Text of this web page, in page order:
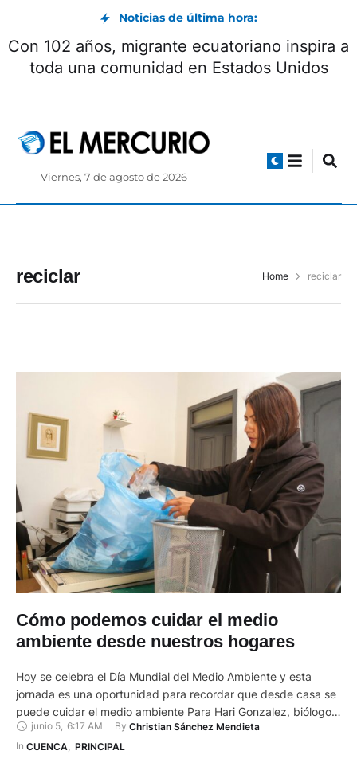
Noticias de última hora:
Con 102 años, migrante ecuatoriano inspira a
toda una comunidad en Estados Unidos
Viernes, 7 de agosto de 2026
reciclar Home reciclar
Cómo podemos cuidar el medio
ambiente desde nuestros hogares
Hoy se celebra el Día Mundial del Medio Ambiente y esta
jornada es una oportunidad para recordar que desde casa se
puede cuidar el medio ambiente Para Hari Gonzalez, biólogo e
investigador de la calidad del agua, una de las principales
medidas que pueden adoptar las familias para proteger el
junio 5, 6:17 AM By Christian Sánchez Mendieta
In CUENCA PRINCIPAL